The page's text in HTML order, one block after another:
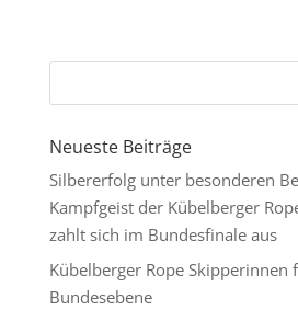
Neueste Beiträge
Silbererfolg unter besonderen
Kampfgeist der Kübelberger
zahlt sich im Bundesfinale aus
Kübelberger Rope Skipperinnen
Bundesebene